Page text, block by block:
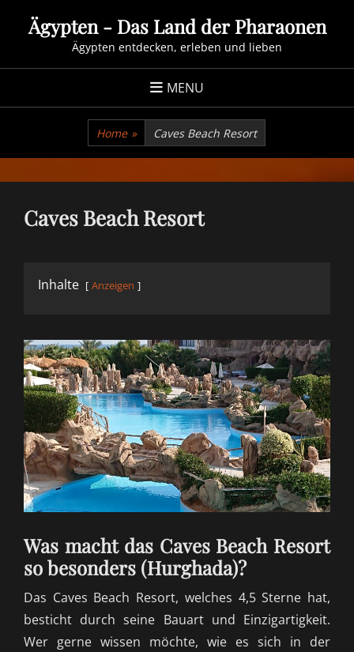
Ägypten - Das Land der Pharaonen
Ägypten entdecken, erleben und lieben
MENU
Home » Caves Beach Resort
Caves Beach Resort
Inhalte Anzeigen
Was macht das Caves Beach Resort
so besonders (Hurghada)?
Das Caves Beach Resort, welches 4,5 Sterne hat,
besticht durch seine Bauart und Einzigartigkeit.
Wer gerne wissen möchte, wie es sich in der